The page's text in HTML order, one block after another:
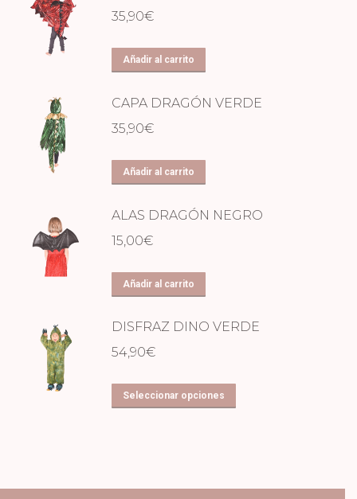
35,90€
Añadir al carrito
CAPA DRAGÓN VERDE
35,90€
Añadir al carrito
ALAS DRAGÓN NEGRO
15,00€
Añadir al carrito
DISFRAZ DINO VERDE
54,90€
Seleccionar opciones